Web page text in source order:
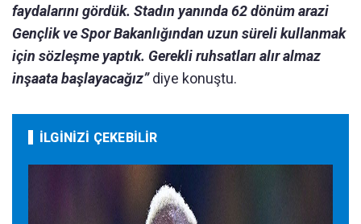
faydalarını gördük. Stadın yanında 62 dönüm arazi
Gençlik ve Spor Bakanlığından uzun süreli kullanmak
için sözleşme yaptık. Gerekli ruhsatları alır almaz
inşaata başlayacağız”diye konuştu.
İLGİNİZİ ÇEKEBİLİR